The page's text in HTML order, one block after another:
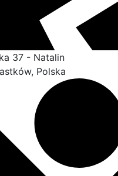
37 - Natalin
Polska